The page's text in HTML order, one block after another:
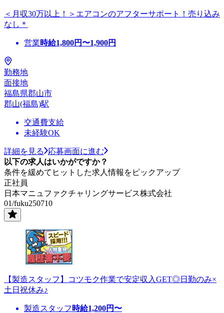
＜月収30万以上！＞エアコンのアフターサポート！売り込み
なし＊
営業時給1,800円〜1,900円
勤務地
面接地
福島県郡山市
郡山(福島)駅
交通費支給
未経験OK
詳細を見る
応募画面に進む
以下の求人はいかがですか？
条件を緩めてヒットした求人情報をピックアップ
正社員
日本マニュファクチャリングサービス株式会社
01/fuku250710
【製造スタッフ】コツモク作業で安定収入GET◎日勤のみ×
土日祝休み♪
製造スタッフ 時給1,200円〜